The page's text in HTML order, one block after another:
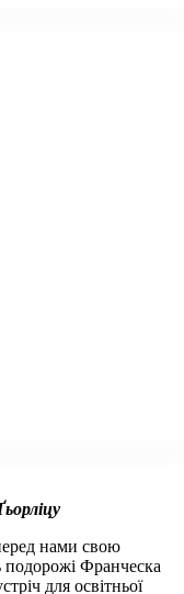
нами свою
подорожі Франческа
для освітньої